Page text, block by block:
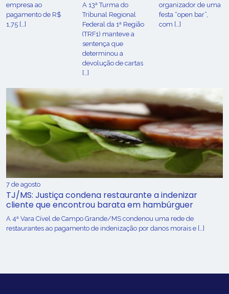
empresa ao
pagamento de R$
1,75 […]
A 13ª Turma do
Tribunal Regional
Federal da 1ª Região
(TRF1) manteve a
sentença que
determinou a
devolução de cartas
[…]
organizador de uma
festa “open bar”,
com […]
7 de agosto
TJ/MS: Justiça condena restaurante a indenizar
cliente que encontrou barata em hambúrguer
A 4ª Vara Cível de Campo Grande/MS condenou uma rede de
restaurantes ao pagamento de indenização por danos morais e […]